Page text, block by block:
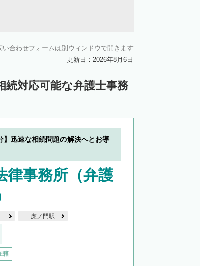
合わせフォームは別ウィンドウで開きます
更新日：2026年8月6日
対応可能な弁護士事務
】迅速な相続問題の解決へとお導
律事務所（弁護
虎ノ門駅
籍